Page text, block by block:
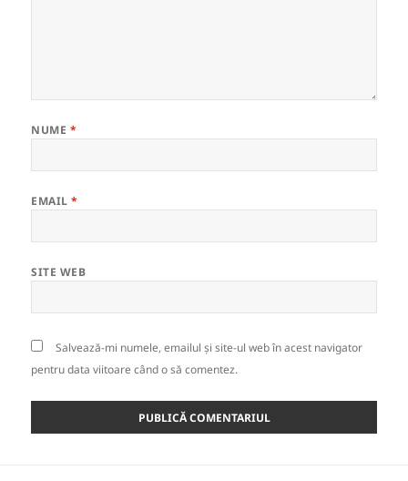
NUME *
EMAIL*
SITE WEB
Salvează-mi numele, emailul și site-ul web în acest navigator
pentru data viitoare când o să comentez.